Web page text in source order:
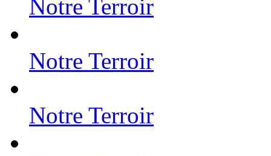
Notre Terroir
Notre Terroir
Notre Terroir